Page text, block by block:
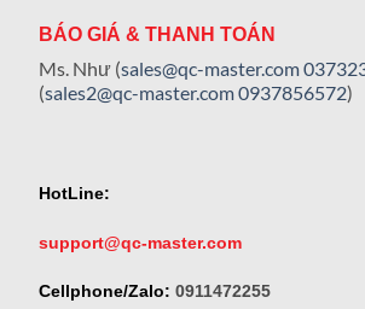
BÁO GIÁ & THANH TOÁN
Ms. Như (sales@qc-master.com
(sales2@qc-master.com0937856572)
HotLine:
support@qc-master.com
Cellphone/Zalo: 0911472255